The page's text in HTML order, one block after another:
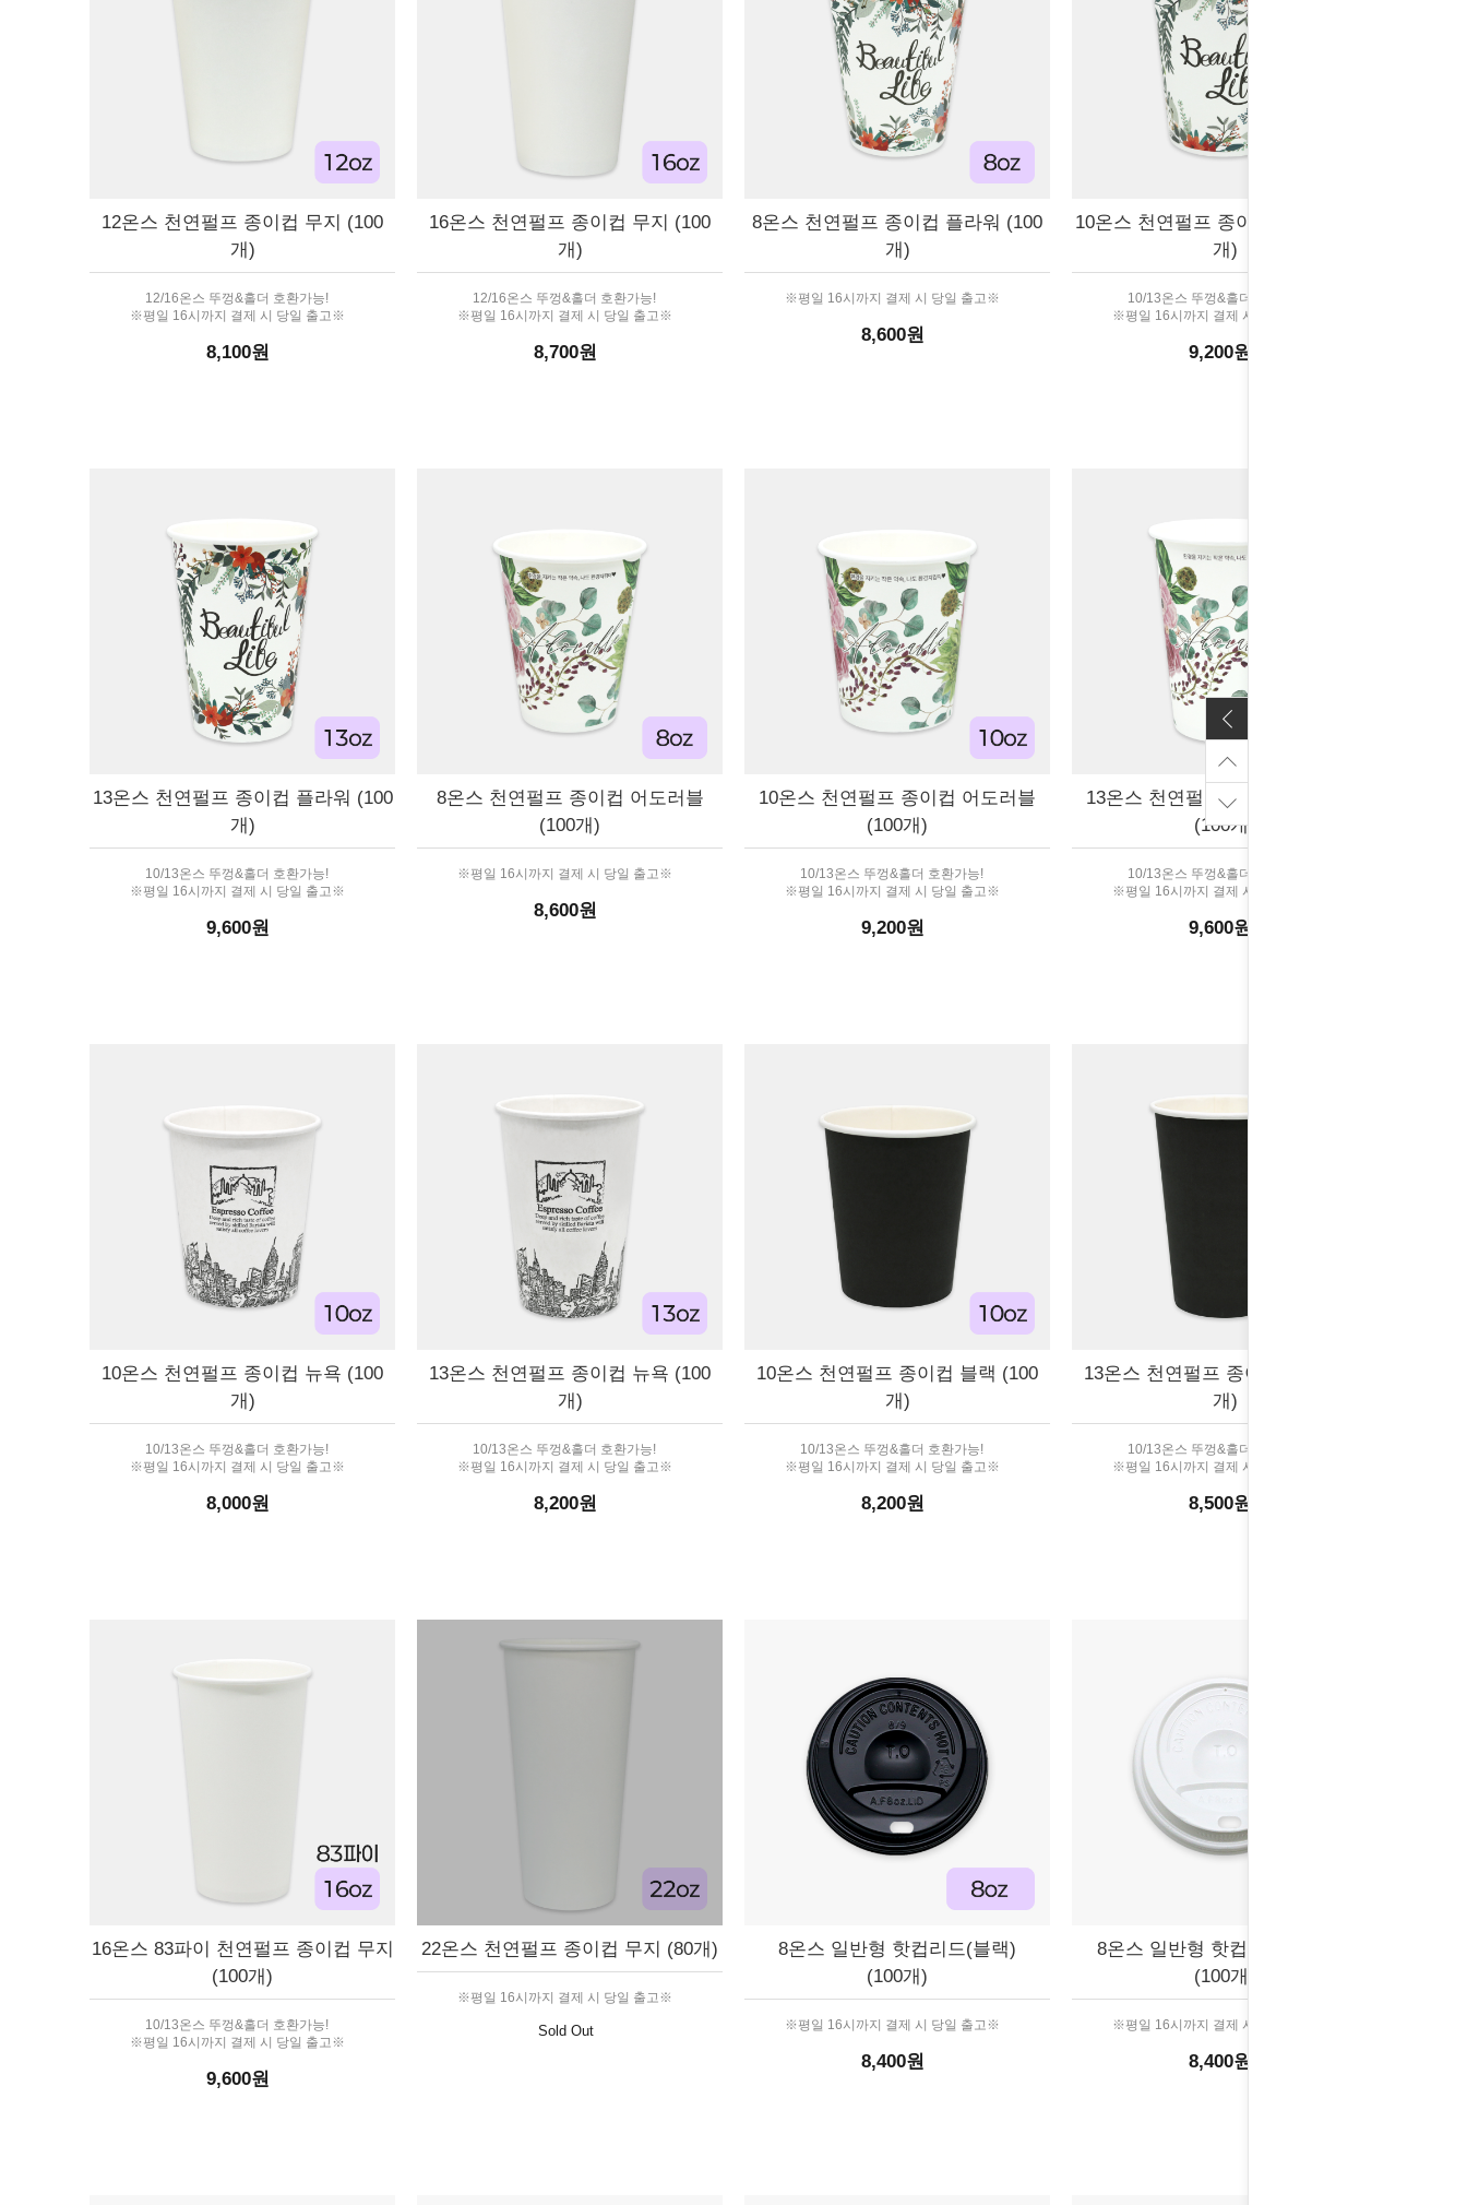
12온스 천연펄프 종이컵 무지 (100
개)
12/16온스 뚜껑&홀더 호환가능!
※평일 16시까지 결제 시 당일 출고※
8,100원
16온스 천연펄프 종이컵 무지 (100
개)
12/16온스 뚜껑&홀더 호환가능!
※평일 16시까지 결제 시 당일 출고※
8,700원
8온스 천연펄프 종이컵 플라워 (100
개)
※평일 16시까지 결제 시 당일 출고※
8,600원
10온스 천연펄프 종이컵 플라워 (100
개)
10/13온스 뚜껑&홀더 호환가능!
※평일 16시까지 결제 시 당일 출고※
9,200원
13온스 천연펄프 종이컵 플라워 (100
개)
10/13온스 뚜껑&홀더 호환가능!
※평일 16시까지 결제 시 당일 출고※
9,600원
8온스 천연펄프 종이컵 어도러블
(100개)
※평일 16시까지 결제 시 당일 출고※
8,600원
10온스 천연펄프 종이컵 어도러블
(100개)
10/13온스 뚜껑&홀더 호환가능!
※평일 16시까지 결제 시 당일 출고※
9,200원
13온스 천연펄프 종이컵 어도러블
(100개)
10/13온스 뚜껑&홀더 호환가능!
※평일 16시까지 결제 시 당일 출고※
9,600원
10온스 천연펄프 종이컵 뉴욕 (100
개)
10/13온스 뚜껑&홀더 호환가능!
※평일 16시까지 결제 시 당일 출고※
8,000원
13온스 천연펄프 종이컵 뉴욕 (100
개)
10/13온스 뚜껑&홀더 호환가능!
※평일 16시까지 결제 시 당일 출고※
8,200원
10온스 천연펄프 종이컵 블랙 (100
개)
10/13온스 뚜껑&홀더 호환가능!
※평일 16시까지 결제 시 당일 출고※
8,200원
13온스 천연펄프 종이컵 블랙 (100
개)
10/13온스 뚜껑&홀더 호환가능!
※평일 16시까지 결제 시 당일 출고※
8,500원
16온스 83파이 천연펄프 종이컵 무지
(100개)
10/13온스 뚜껑&홀더 호환가능!
※평일 16시까지 결제 시 당일 출고※
9,600원
22온스 천연펄프 종이컵 무지 (80개)
※평일 16시까지 결제 시 당일 출고※
Sold Out
8온스 일반형 핫컵리드(블랙)
(100개)
※평일 16시까지 결제 시 당일 출고※
8,400원
8온스 일반형 핫컵리드(화이트)
(100개)
※평일 16시까지 결제 시 당일 출고※
8,400원